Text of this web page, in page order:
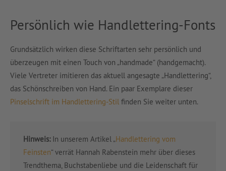
Persönlich wie Handlettering-Fonts
Grundsätzlich wirken diese Schriftarten sehr persönlich und
überzeugen mit einen Touch von „handmade“ (handgemacht).
Viele Vertreter imitieren das aktuell angesagte „Handlettering“,
das Schönschreiben von Hand. Ein paar Exemplare dieser
Pinselschrift im Handlettering-Stil finden Sie weiter unten.
Hinweis:In unserem Artikel „Handlettering vom
Feinsten“ verrät Hannah Rabenstein mehr über dieses
Trendthema, Buchstabenliebe und die Leidenschaft für